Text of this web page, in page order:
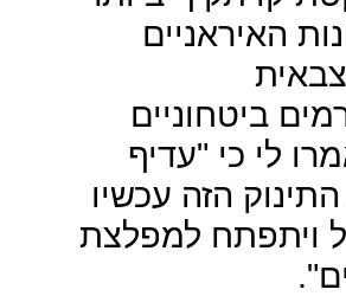
האיראניים
ביטחוניים
לי כי "עדיף
הזה עכשיו
ויתפתח למפלצת